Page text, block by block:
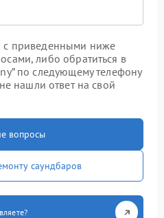
с приведенными ниже
либо обратиться в
по следующему телефону
нашли ответ на свой
вопросы
саундбаров